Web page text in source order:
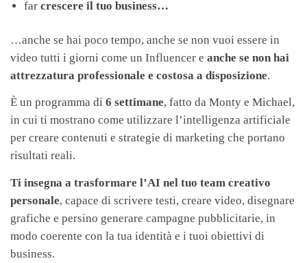
far crescere il tuo business…
…anche se hai poco tempo, anche se non vuoi essere in
video tutti i giorni come un Influencer e anche se non hai
attrezzatura professionale e costosa a disposizione.
È un programma di 6 settimane, fatto da Monty e Michael,
in cui ti mostrano come utilizzare l’intelligenza artificiale
per creare contenuti e strategie di marketing che portano
risultati reali.
Ti insegna a trasformare l’AI nel tuo team creativo
personale, capace di scrivere testi, creare video, disegnare
grafiche e persino generare campagne pubblicitarie, in
modo coerente con la tua identità e i tuoi obiettivi di
business.